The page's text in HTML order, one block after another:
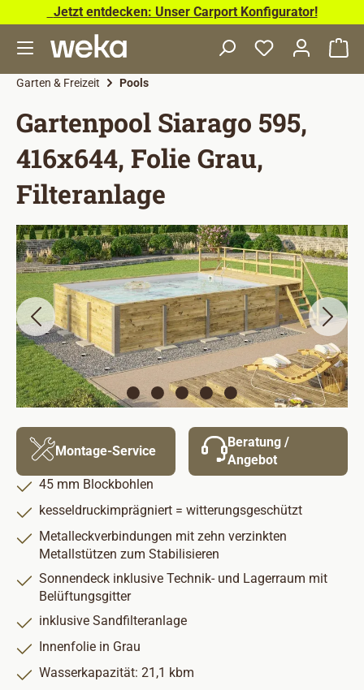
Zum Hauptinhalt springen
Jetzt entdecken: Unser Carport Konfigurator!
Garten & Freizeit Pools
Gartenpool Siarago 595,
416x644, Folie Grau,
Filteranlage
Bildergalerie überspringen
Montage-Service
Beratung /
Angebot
45 mm Blockbohlen
kesseldruckimprägniert = witterungsgeschützt
Metalleckverbindungen mit zehn verzinkten
Metallstützen zum Stabilisieren
Sonnendeck inklusive Technik- und Lagerraum mit
Belüftungsgitter
inklusive Sandfilteranlage
Innenfolie in Grau
Wasserkapazität: 21,1 kbm